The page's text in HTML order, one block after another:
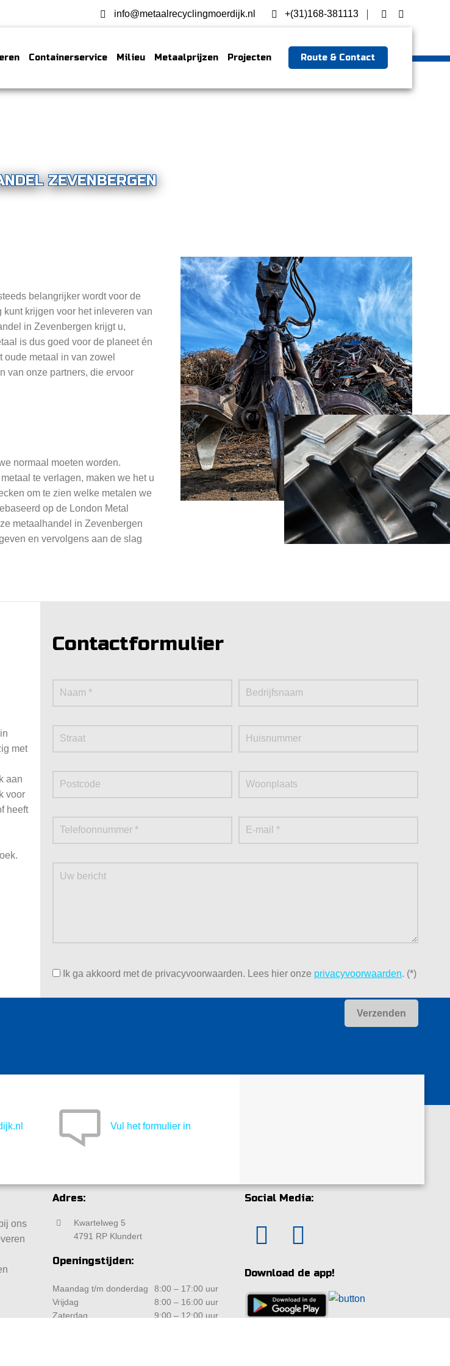
info@metaalrecyclingmoerdijk.nl +(31)168-381113
Containerservice Milieu Metaalprijzen Projecten Route & Contact
ZEVENBERGEN
belangrijker wordt voor de
krijgen voor het inleveren van
in Zevenbergen krijgt u,
is dus goed voor de planeet én
metaal in van zowel
van onze partners, die ervoor
normaal moeten worden.
te verlagen, maken we het u
om te zien welke metalen we
op de London Metal
metaalhandel in Zevenbergen
en vervolgens aan de slag
met
aan
voor
heeft
Contactformulier
Ik ga akkoord met de privacyvoorwaarden. Lees hier onze privacyvoorwaarden. (*)
Vul het formulier in
ons
Adres:
Kwartelweg 5
4791 RP Klundert
Openingstijden:
Maandag t/m donderdag
8:00 – 17:00 uur
Vrijdag
8:00 – 16:00 uur
Zaterdag
9:00 – 12:00 uur
Social Media:
Download de app!